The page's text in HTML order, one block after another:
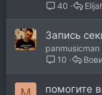
40
Запись
panmusicman
10
помогите